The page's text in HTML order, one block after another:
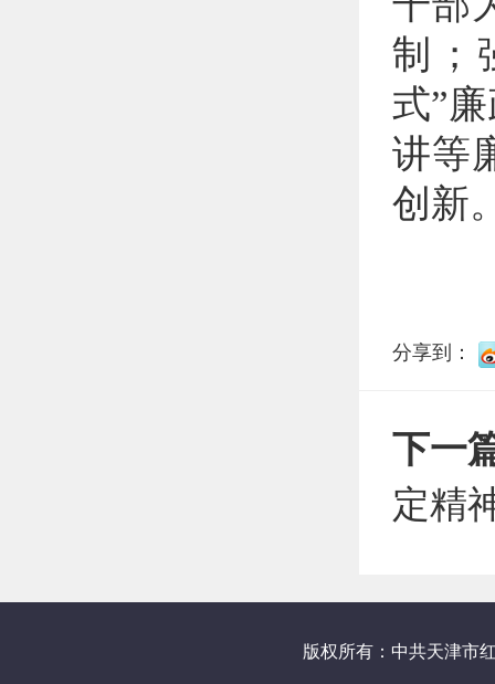
制；
式”
讲等
创新
分享到：
下一
定精
版权所有：中共天津市